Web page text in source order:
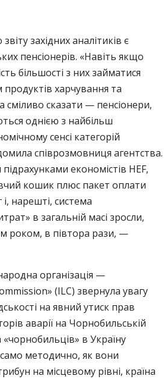
західних аналітиків є
пенсіонерів. «Навіть якщо
більшості з них займатися
харчування та
сказати — пенсіонери,
однією з найбільш
сенсі категорій
співрозмовниця агентства.
економістів HEF,
кошик плюс пакет оплати
нарешті, система
в загальній масі зросли,
роком, в півтора рази, —
організація —
(ILC) звернула увагу
на явний утиск прав
аварії на Чорнобильській
в Україну
методично, як вони
на місцевому рівні, країна